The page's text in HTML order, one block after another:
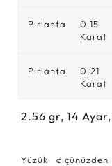
Pırlanta
0,15
Karat
Pırlanta
0,21
Karat
2.56 gr, 14
Yüzük